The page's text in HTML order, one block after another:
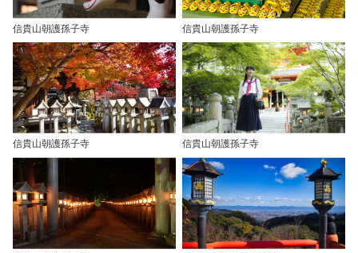
信貴山朝護孫子寺 信貴山朝護孫子寺
信貴山朝護孫子寺 信貴山朝護孫子寺